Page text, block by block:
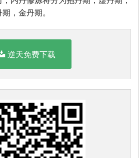
，金丹期。
逆天免费下载